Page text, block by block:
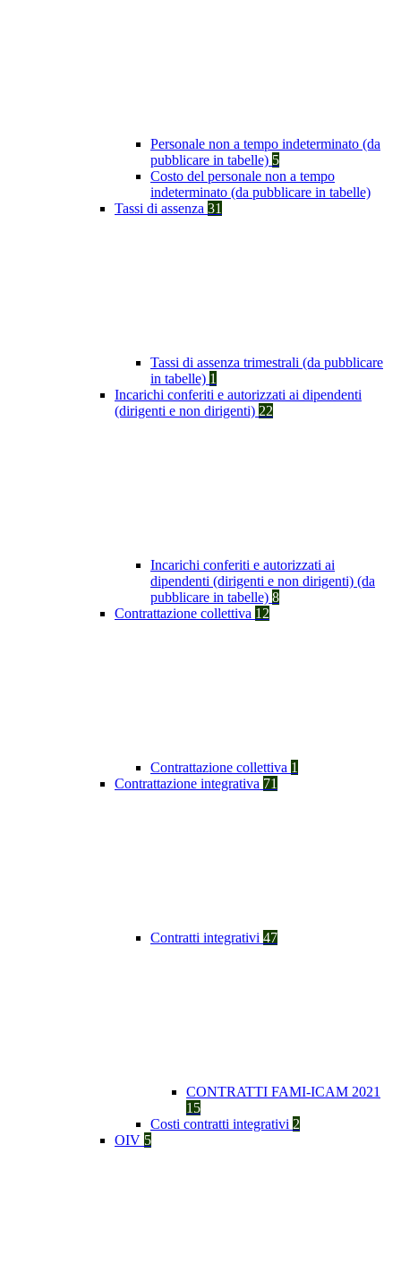
Personale non a tempo indeterminato (da
pubblicare in tabelle) 5
Costo del personale non a tempo
indeterminato (da pubblicare in tabelle)
Tassi di assenza 31
Tassi di assenza trimestrali (da pubblicare
in tabelle) 1
Incarichi conferiti e autorizzati ai dipendenti
(dirigenti e non dirigenti) 22
Incarichi conferiti e autorizzati ai
dipendenti (dirigenti e non dirigenti) (da
pubblicare in tabelle) 8
Contrattazione collettiva 12
Contrattazione collettiva 1
Contrattazione integrativa 71
Contratti integrativi 47
CONTRATTI FAMI-ICAM 2021
15
Costi contratti integrativi 2
OIV 5